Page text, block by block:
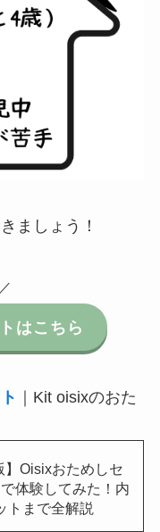
ましょう！
はこちら
｜Kit oisixのおた
】Oisixおためしセ
体験してみた！内
トまで全解説